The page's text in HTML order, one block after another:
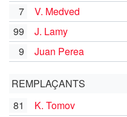
7
V. Medved
99 J. Lamy
9 Juan Perea
REMPLAÇANTS
81
K. Tomov